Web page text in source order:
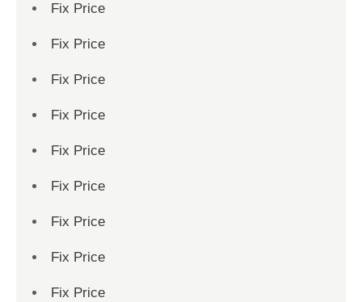
Fix Price
Fix Price
Fix Price
Fix Price
Fix Price
Fix Price
Fix Price
Fix Price
Fix Price